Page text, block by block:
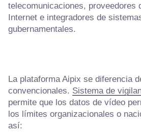
telecomunicaciones, proveedores
Internet e integradores de
gubernamentales.
La plataforma Aipix se diferencia
convencionales. Sistema de
permite que los datos de vídeo
los límites organizacionales o
así: